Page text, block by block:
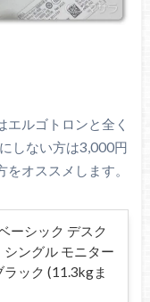
ルゴトロンと全く
しない方は3,000円
オススメします。
ーシック デスク
シングル モニター
ラック (11.3kgま